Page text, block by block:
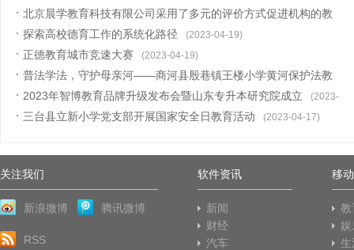
北京晨学教育科技有限公司采用了多元的评价方式促进机构的教
育管理和
(2023-04-20)
探索高校德育工作的系统化路径 (2023-04-19)
正德教育城市竞速大赛 (2023-04-19)
普法学法，守护母亲河——商河县殷巷镇王楼小学黄河保护法教
育活动
(2023-04-18)
2023年智博教育品牌升级发布会暨山东专升本研究院成立 (2023-
04-18)
三台县立新小学党支部开展国家安全日教育活动 (2023-04-17)
关注我们
新浪微博 腾讯微博
RSS
软件资讯
新闻
财经
汽车
移
教
娱
生